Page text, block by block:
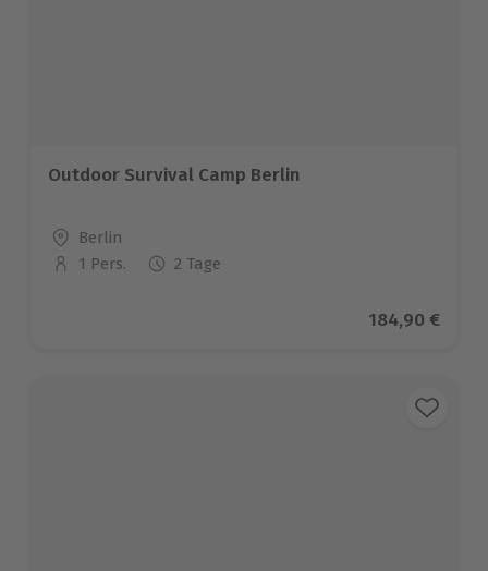
Outdoor Survival Camp Berlin
Standort
Berlin
Anzahl der Teilnehmer
1 Pers. 2 Tage
Aktueller
184,90 €